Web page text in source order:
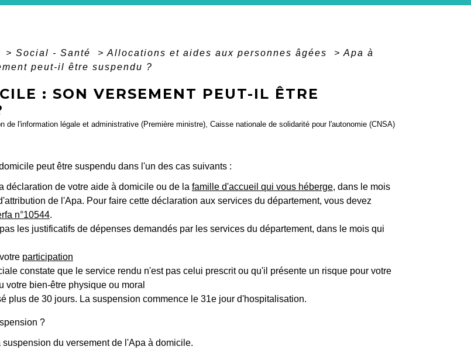
> Social - Santé > Allocations et aides aux personnes âgées > Apa à
peut-il être suspendu ?
: SON VERSEMENT PEUT-IL ÊTRE
de l'information légale et administrative (Première ministre), Caisse nationale de solidarité pour l'autonomie (CNSA)
peut être suspendu dans l'un des cas suivants :
déclaration de votre aide à domicile ou de la famille d'accueil qui vous héberge, dans le mois
de l'Apa. Pour faire cette déclaration aux services du département, vous devez
n°10544.
les justificatifs de dépenses demandés par les services du département, dans le mois qui
participation
constate que le service rendu n'est pas celui prescrit ou qu'il présente un risque pour votre
votre bien-être physique ou moral
plus de 30 jours. La suspension commence le 31ejour d'hospitalisation.
?
du versement de l'Apa à domicile.